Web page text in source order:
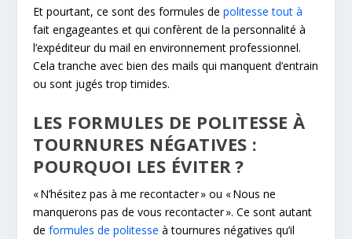
Et pourtant, ce sont des formules depolitesse tout à
fait engageantes et qui confèrent de la personnalité à
l’expéditeur du mail en environnement professionnel.
Cela tranche avec bien des mails qui manquent d’entrain
ou sont jugés trop timides.
LES FORMULES DE POLITESSE À
TOURNURES NÉGATIVES :
POURQUOI LES ÉVITER ?
« N’hésitez pas à me recontacter » ou « Nous ne
manquerons pas de vous recontacter ». Ce sont autant
deformules de politesse à tournures négatives qu’il